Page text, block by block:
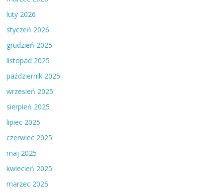
luty 2026
styczeń 2026
grudzień 2025
listopad 2025
październik 2025
wrzesień 2025
sierpień 2025
lipiec 2025
czerwiec 2025
maj 2025
kwiecień 2025
marzec 2025